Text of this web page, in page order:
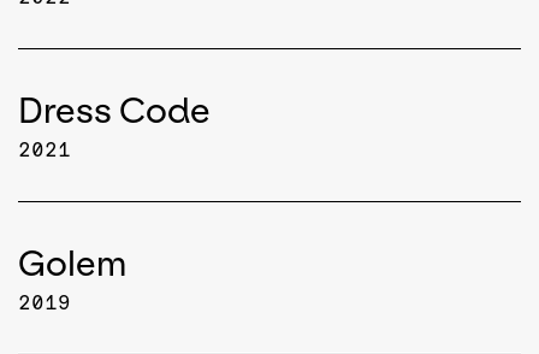
Dress Code
2021
Golem
2019